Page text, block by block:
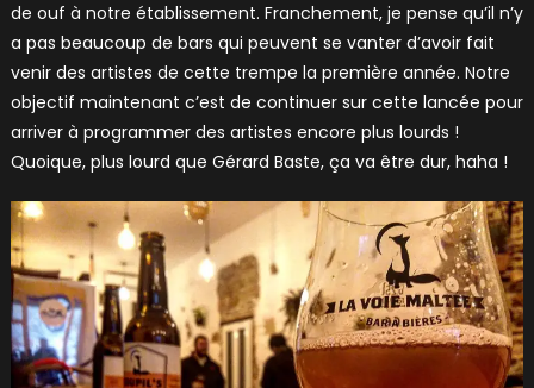
de ouf à notre établissement. Franchement, je pense qu’il n’y
a pas beaucoup de bars qui peuvent se vanter d’avoir fait
venir des artistes de cette trempe la première année. Notre
objectif maintenant c’est de continuer sur cette lancée pour
arriver à programmer des artistes encore plus lourds !
Quoique, plus lourd que Gérard Baste, ça va être dur, haha !